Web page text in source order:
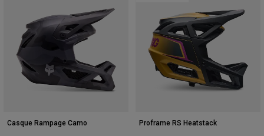
Casque Rampage Camo Proframe RS Heatstack